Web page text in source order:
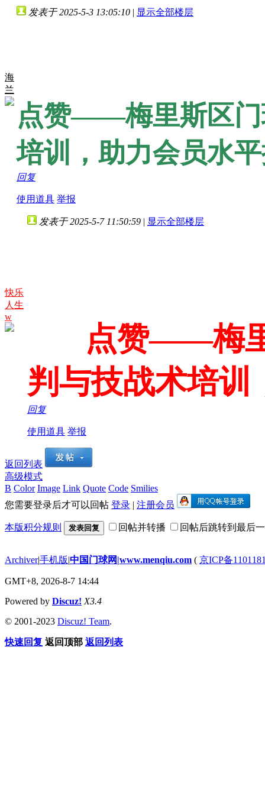
海
兰
发表于 2025-5-3 13:05:10 | 显示全部楼层
点赞——梅里斯区门
培训，助力会员水
回复
使用道具 举报
快乐
人生
w
发表于 2025-5-7 11:50:59 | 显示全部楼层
点赞——梅里
判与技战术培训
回复
使用道具 举报
返回列表
高级模式
B Color Image Link Quote Code Smilies
您需要登录后才可以回帖 登录 | 注册会员
本版积分规则 发表回复 回帖并转播 回帖后跳转到最后
Archiver|手机版|中国门球网|www.menqiu.com ( 京ICP备
GMT+8, 2026-8-7 14:44
Powered by Discuz! X3.4
© 2001-2023 Discuz! Team.
快速回复 返回顶部 返回列表